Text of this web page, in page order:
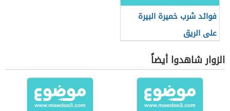
فوائد شرب خميرة البيرة
على الريق
الزوار شاهدوا أيضاً